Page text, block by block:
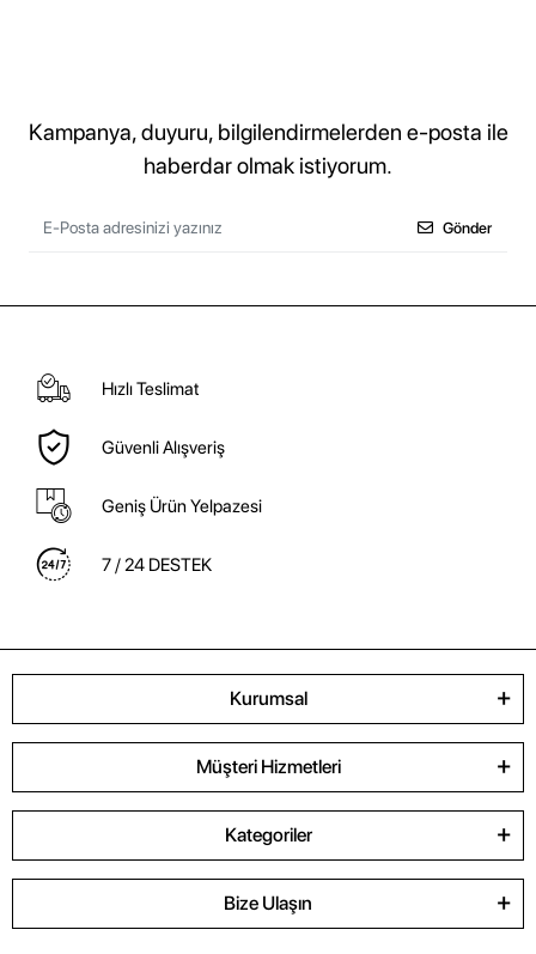
Kampanya, duyuru, bilgilendirmelerden e-posta ile
haberdar olmak istiyorum.
Gönder
Hızlı Teslimat
Güvenli Alışveriş
Geniş Ürün Yelpazesi
7 / 24 DESTEK
Kurumsal
Müşteri Hizmetleri
Kategoriler
Bize Ulaşın